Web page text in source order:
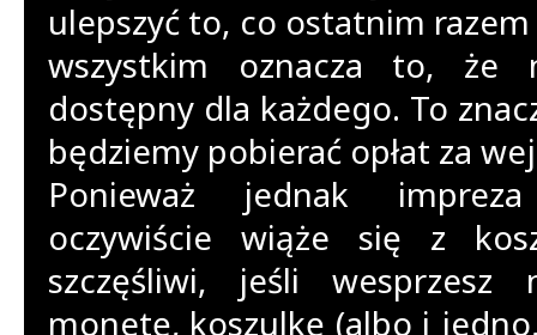
ulepszyć to, co ostatnim razem
wszystkim oznacza to, że
dostępny dla każdego. To
będziemy pobierać opłat za
Ponieważ jednak
oczywiście wiąże się z
szczęśliwi, jeśli wesprzesz
monetę, koszulkę (albo i